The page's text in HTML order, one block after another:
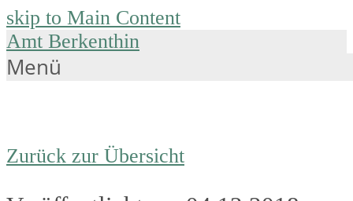
skip to Main Content
Amt Berkenthin
Menü
Zurück zur Übersicht